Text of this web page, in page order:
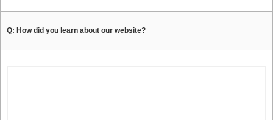
Q: How did you learn about our website?